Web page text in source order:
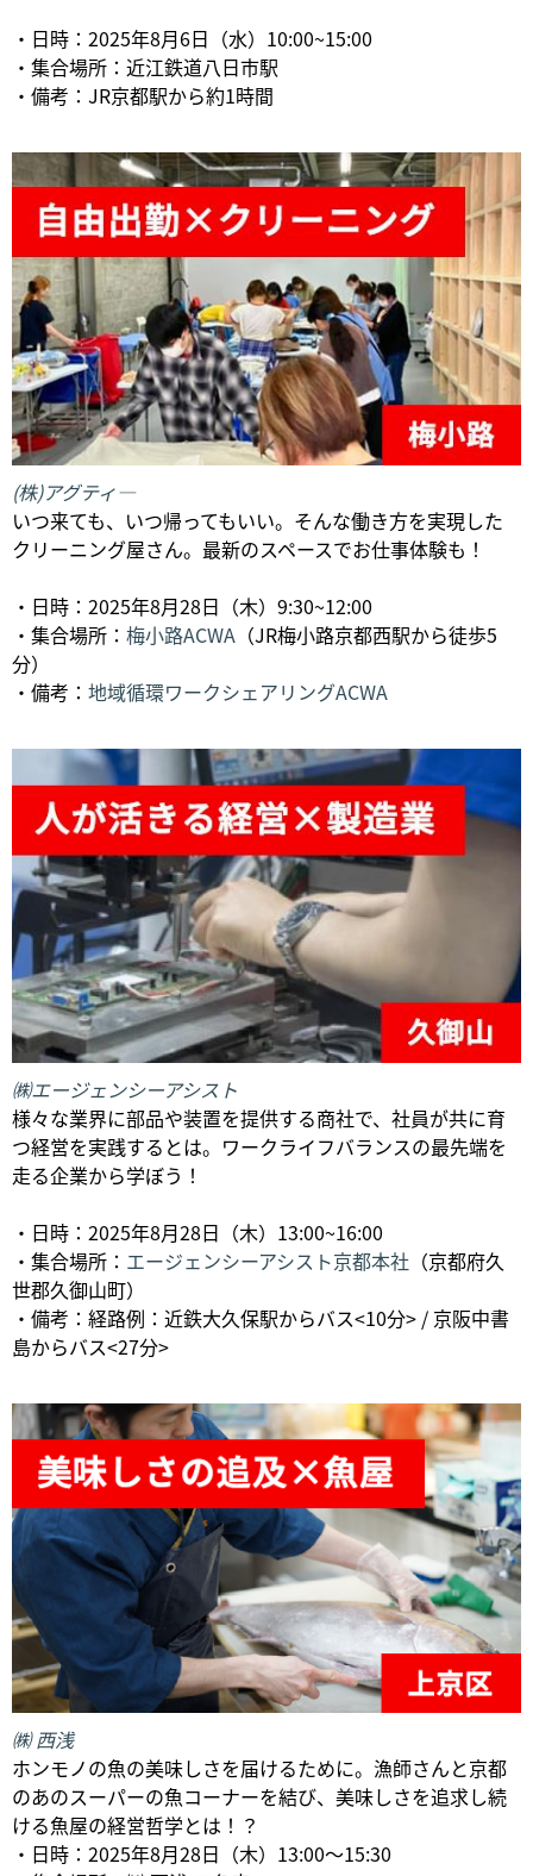
・日時：2025年8月6日（水）10:00~15:00
・集合場所：近江鉄道八日市駅
・備考：JR京都駅から約1時間
(株)アグティ―
いつ来ても、いつ帰ってもいい。そんな働き方を実現した
クリーニング屋さん。最新のスペースでお仕事体験も！
・日時：2025年8月28日（木）9:30~12:00
・集合場所： 梅小路ACWA （JR梅小路京都西駅から徒歩5
分）
・備考： 地域循環ワークシェアリングACWA
㈱エージェンシーアシスト
様々な業界に部品や装置を提供する商社で、社員が共に育
つ経営を実践するとは。ワークライフバランスの最先端を
走る企業から学ぼう！
・日時：2025年8月28日（木）13:00~16:00
・集合場所： エージェンシーアシスト京都本社 （京都府久
世郡久御山町）
・備考：経路例：近鉄大久保駅からバス<10分> / 京阪中書
島からバス<27分>
㈱ 西浅
ホンモノの魚の美味しさを届けるために。漁師さんと京都
のあのスーパーの魚コーナーを結び、美味しさを追求し続
ける魚屋の経営哲学とは！？
・日時：2025年8月28日（木）13:00〜15:30